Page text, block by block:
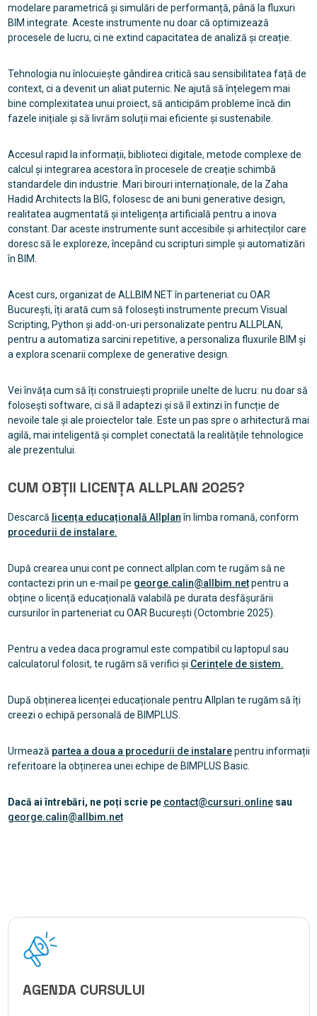
modelare parametrică și simulări de performanță, până la fluxuri
BIM integrate. Aceste instrumente nu doar că optimizează
procesele de lucru, ci ne extind capacitatea de analiză și creație.
Tehnologia nu înlocuiește gândirea critică sau sensibilitatea față de
context, ci a devenit un aliat puternic. Ne ajută să înțelegem mai
bine complexitatea unui proiect, să anticipăm probleme încă din
fazele inițiale și să livrăm soluții mai eficiente și sustenabile.
Accesul rapid la informații, biblioteci digitale, metode complexe de
calcul și integrarea acestora în procesele de creație schimbă
standardele din industrie. Mari birouri internaționale, de la Zaha
Hadid Architects la BIG, folosesc de ani buni generative design,
realitatea augmentată și inteligența artificială pentru a inova
constant. Dar aceste instrumente sunt accesibile și arhitecților care
doresc să le exploreze, începând cu scripturi simple și automatizări
în BIM.
Acest curs, organizat de ALLBIM NET în parteneriat cu OAR
București, îți arată cum să folosești instrumente precum Visual
Scripting, Python și add-on-uri personalizate pentru ALLPLAN,
pentru a automatiza sarcini repetitive, a personaliza fluxurile BIM și
a explora scenarii complexe de generative design.
Vei învăța cum să îți construiești propriile unelte de lucru: nu doar să
folosești software, ci să îl adaptezi și să îl extinzi în funcție de
nevoile tale și ale proiectelor tale. Este un pas spre o arhitectură mai
agilă, mai inteligentă și complet conectată la realitățile tehnologice
ale prezentului.
CUM OBȚII LICENȚA ALLPLAN 2025?
Descarcă licența educațională Allplanîn limba romană, conform
procedurii de instalare.
După crearea unui cont pe connect.allplan.com te rugăm să ne
contactezi prin un e-mail pe george.calin@allbim.netpentru a
obține o licență educațională valabilă pe durata desfășurării
cursurilor în parteneriat cu OAR București (Octombrie 2025).
Pentru a vedea daca programul este compatibil cu laptopul sau
calculatorul folosit, te rugăm să verifici și Cerințele de sistem.
După obținerea licenței educaționale pentru Allplan te rugăm să îți
creezi o echipă personală de BIMPLUS.
Urmează partea a doua a procedurii de instalarepentru informații
referitoare la obținerea unei echipe de BIMPLUS Basic.
Dacă ai întrebări, ne poți scrie pe contact@cursuri.onlinesau
george.calin@allbim.net
AGENDA CURSULUI